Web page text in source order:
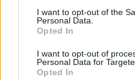
I want to opt-out of the
Personal Data.
Opted In
I want to opt-out of
Personal Data for
Opted In
Notícias Populares